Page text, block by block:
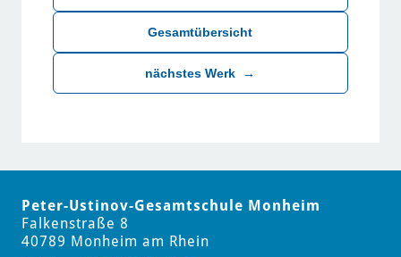
Gesamtübersicht
nächstes Werk →
Peter-Ustinov-Gesamtschule Monheim
Falkenstraße 8
40789 Monheim am Rhein